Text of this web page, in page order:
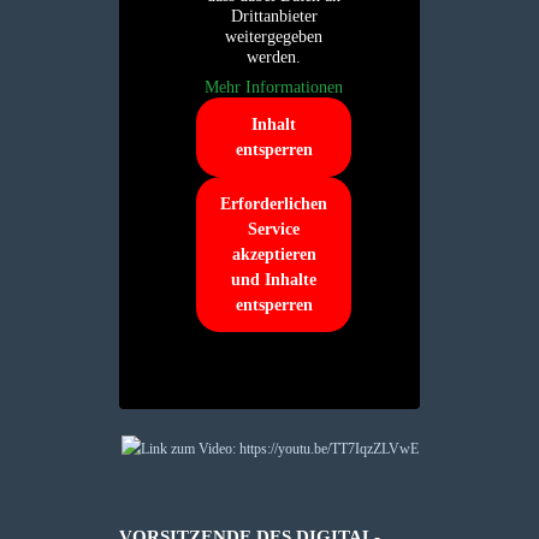
Drittanbieter
weitergegeben
werden.
Mehr Informationen
Inhalt
entsperren
Erforderlichen
Service
akzeptieren
und Inhalte
entsperren